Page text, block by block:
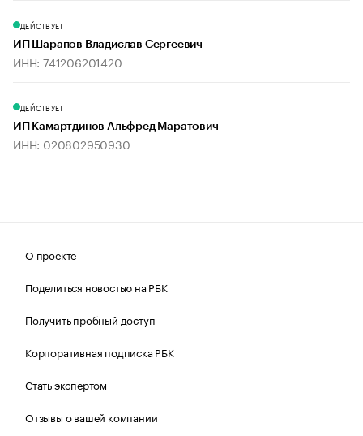
ДЕЙСТВУЕТ
ИП Шарапов Владислав Сергеевич
ИНН: 741206201420
ДЕЙСТВУЕТ
ИП Камартдинов Альфред Маратович
ИНН: 020802950930
О проекте
Поделиться новостью на РБК
Получить пробный доступ
Корпоративная подписка РБК
Стать экспертом
Отзывы о вашей компании